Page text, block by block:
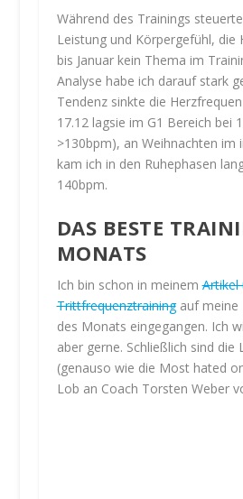
Während des Trainings
Leistung und Körpergefühl, die
bis Januar kein Thema im
Analyse habe ich darauf stark
Tendenz sinkte die
17.12 lagsie im G1 Bereich bei
>130bpm), an Weihnachten im
kam ich in den Ruhephasen
140bpm.
DAS BESTE
MONATS
Ich bin schon in meinemArtikel
Trittfrequenztrainingauf meine
des Monats eingegangen. Ich
aber gerne. Schließlich sind die
(genauso wie die Most hated
Lob an Coach Torsten Weber